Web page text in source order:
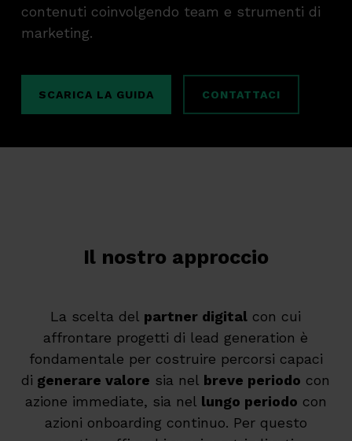
contenuti coinvolgendo team e strumenti di
marketing.
SCARICA LA GUIDA CONTATTACI
Il nostro approccio
La scelta del partner digital con cui
affrontare progetti di lead generation è
fondamentale per costruire percorsi capaci
di generare valore sia nel breve periodo con
azione immediate, sia nel lungo periodo con
azioni onboarding continuo. Per questo